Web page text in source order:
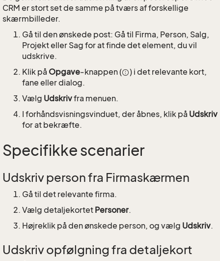
CRM er stort set de samme på tværs af forskellige
skærmbilleder.
Gå til den ønskede post: Gå til Firma, Person, Salg,
Projekt eller Sag for at finde det element, du vil
udskrive.
Klik på Opgave-knappen (
) i det relevante kort,
fane eller dialog.
Vælg Udskrivfra menuen.
I forhåndsvisningsvinduet, der åbnes, klik på Udskriv
for at bekræfte.
Specifikke scenarier
Udskriv person fra Firmaskærmen
Gå til det relevante firma.
Vælg detaljekortet Personer.
Højreklik på den ønskede person, og vælg Udskriv.
Udskriv opfølgning fra detaljekort